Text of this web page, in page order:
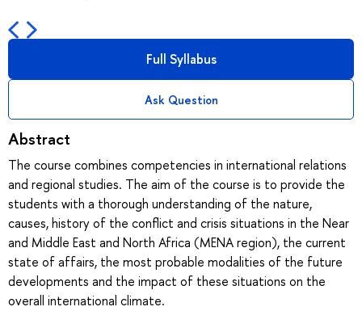
Full Syllabus
Ask Question
Abstract
The course combines competencies in international relations
and regional studies. The aim of the course is to provide the
students with a thorough understanding of the nature,
causes, history of the conflict and crisis situations in the Near
and Middle East and North Africa (MENA region), the current
state of affairs, the most probable modalities of the future
developments and the impact of these situations on the
overall international climate.